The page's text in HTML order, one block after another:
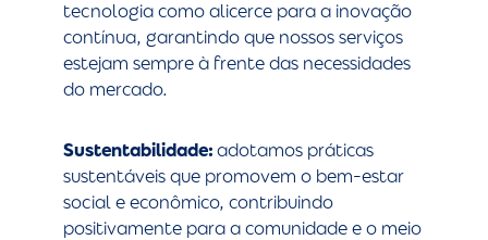
tecnologia como alicerce para a inovação
contínua, garantindo que nossos serviços
estejam sempre à frente das necessidades
do mercado.
Sustentabilidade: adotamos práticas
sustentáveis que promovem o bem-estar
social e econômico, contribuindo
positivamente para a comunidade e o meio